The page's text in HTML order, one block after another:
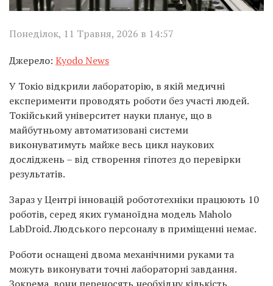
Понеділок, 11 Травня, 2026 в 14:57
Джерело: Kyodo News
У Токіо відкрили лабораторію, в якій медичні
експерименти проводять роботи без участі людей.
Токійський університет науки планує, що в
майбутньому автоматизовані системи
виконуватимуть майже весь цикл наукових
досліджень – від створення гіпотез до перевірки
результатів.
Зараз у Центрі інновацій робототехніки працюють 10
роботів, серед яких гуманоїдна модель Maholo
LabDroid. Людського персоналу в приміщенні немає.
Роботи оснащені двома механічними руками та
можуть виконувати точні лабораторні завдання.